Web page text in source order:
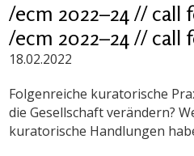
/ecm 2022–24 // call
/ecm 2022–24 // call
18.02.2022
Folgenreiche kuratorische
die Gesellschaft verändern?
kuratorische Handlungen